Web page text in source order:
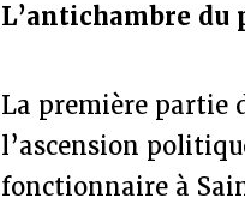
L’antichambre du
La première partie
l’ascension
fonctionnaire à